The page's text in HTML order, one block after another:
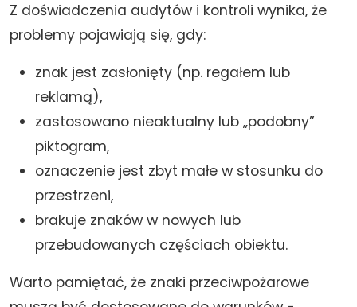
Z doświadczenia audytów i kontroli wynika, że
problemy pojawiają się, gdy:
znak jest zasłonięty (np. regałem lub
reklamą),
zastosowano nieaktualny lub „podobny”
piktogram,
oznaczenie jest zbyt małe w stosunku do
przestrzeni,
brakuje znaków w nowych lub
przebudowanych częściach obiektu.
Warto pamiętać, że znaki przeciwpożarowe